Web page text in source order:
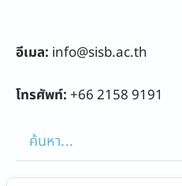
อีเมล: info@sisb.ac.th
โทรศัพท์: +66 2158 9191